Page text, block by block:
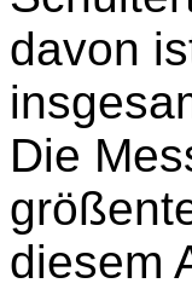
davon
Die
diesem